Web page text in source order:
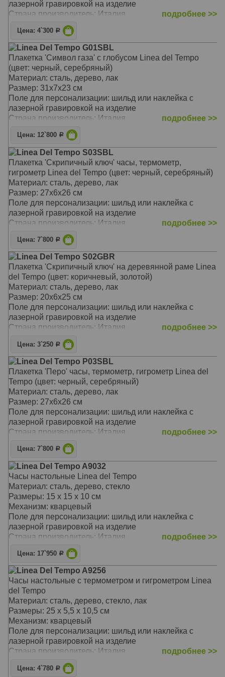
лазерной гравировкой на изделие
Страна производитель: Италия
подробнее >>
Цена: 4`300 Р
Linea Del Tempo G01SBL
Плакетка 'Символ газа' с глобусом Linea del Tempo
(цвет: черный, серебряный)
Материал: сталь, дерево, лак
Размер: 31х7х23 см
Поле для персонализации: шильд или наклейка с
лазерной гравировкой на изделие
Страна производитель: Италия
подробнее >>
Цена: 12`800 Р
Linea Del Tempo S03SBL
Плакетка 'Скрипичный ключ' часы, термометр,
гигрометр Linea del Tempo (цвет: черный, серебряный)
Материал: сталь, дерево, лак
Размер: 27х6х26 см
Поле для персонализации: шильд или наклейка с
лазерной гравировкой на изделие
Страна производитель: Италия
подробнее >>
Цена: 7`800 Р
Linea Del Tempo S02GBR
Плакетка 'Скрипичный ключ' на деревянной раме Linea
del Tempo (цвет: коричневый, золотой)
Материал: сталь, дерево, лак
Размер: 20х6х25 см
Поле для персонализации: шильд или наклейка с
лазерной гравировкой на изделие
Страна производитель: Италия
подробнее >>
Цена: 3`250 Р
Linea Del Tempo P03SBL
Плакетка 'Перо' часы, термометр, гигрометр Linea del
Tempo (цвет: черный, серебряный)
Материал: сталь, дерево, лак
Размер: 27х6х26 см
Поле для персонализации: шильд или наклейка с
лазерной гравировкой на изделие
Страна производитель: Италия
подробнее >>
Цена: 7`800 Р
Linea Del Tempo A9032
Часы настольные Linea del Tempo
Материал: сталь, дерево, стекло
Размеры: 15 х 15 х 10 см
Механизм: кварцевый
Поле для персонализации: шильд или наклейка с
лазерной гравировкой на изделие
Страна производитель: Италия
подробнее >>
Цена: 17`950 Р
Linea Del Tempo A9256
Часы настольные с термометром и гигрометром Linea
del Tempo
Материал: сталь, дерево, стекло, лак
Размеры: 25 х 5,5 х 10,5 см
Механизм: кварцевый
Поле для персонализации: шильд или наклейка с
лазерной гравировкой на изделие
Страна производитель: Италия
подробнее >>
Цена: 4`780 Р